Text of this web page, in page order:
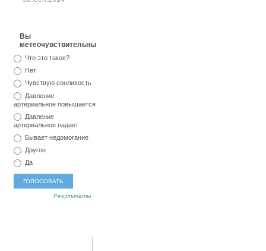
Вы
метеочувствительны?
Что это такое?
Нет
Чувствую сонливость
Давление
артериальное повышается
Давление
артериальное падает
Бывает недомогание
Другое
Да
Результаты